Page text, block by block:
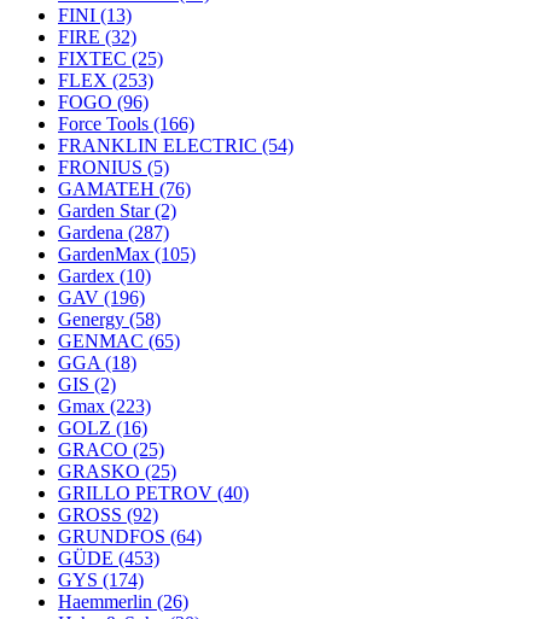
FINI (13)
FIRE (32)
FIXTEC (25)
FLEX (253)
FOGO (96)
Force Tools (166)
FRANKLIN ELECTRIC (54)
FRONIUS (5)
GAMATEH (76)
Garden Star(2)
Gardena (287)
GardenMax (105)
Gardex (10)
GAV (196)
Genergy (58)
GENMAC (65)
GGA (18)
GIS (2)
Gmax (223)
GOLZ (16)
GRACO (25)
GRASKO (25)
GRILLO PETROV (40)
GROSS (92)
GRUNDFOS (64)
GÜDE (453)
GYS (174)
Haemmerlin (26)